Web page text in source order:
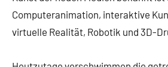
Computeranimation, interaktive
virtuelle Realität, Robotik und 3D-